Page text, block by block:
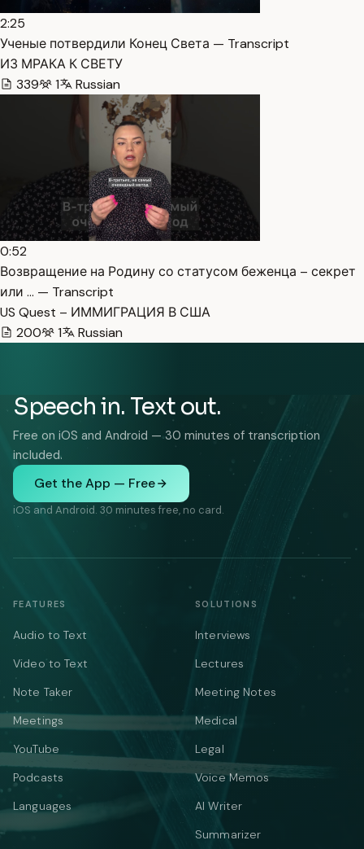
2:25
Ученые потвердили Конец Света — Transcript
ИЗ МРАКА К СВЕТУ
339
1 Russian
0:52
Возвращение на Родину со статусом беженца – секрет
или … — Transcript
US Quest – ИММИГРАЦИЯ В США
200
1 Russian
Speech in. Text out.
Free on iOS and Android — 30 minutes of transcription
included.
Get the App — Free
iOS and Android. 30 minutes free, no card.
FEATURES
Audio to Text
Video to Text
Note Taker
Meetings
YouTube
Podcasts
Languages
SOLUTIONS
Interviews
Lectures
Meeting Notes
Medical
Legal
Voice Memos
AI Writer
Summarizer